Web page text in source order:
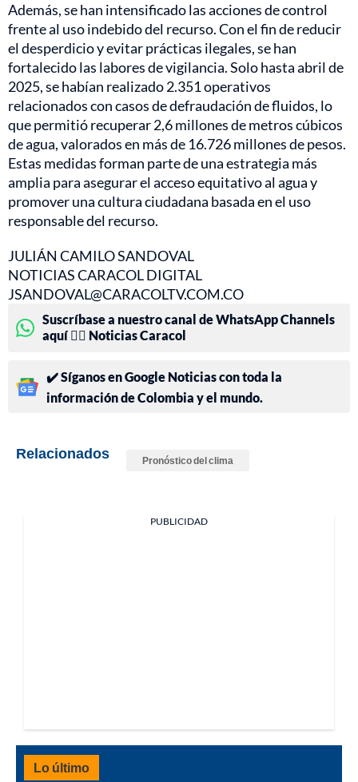
Además, se han intensificado las acciones de control
frente al uso indebido del recurso. Con el fin de reducir
el desperdicio y evitar prácticas ilegales, se han
fortalecido las labores de vigilancia. Solo hasta abril de
2025, se habían realizado 2.351 operativos
relacionados con casos de defraudación de fluidos, lo
que permitió recuperar 2,6 millones de metros cúbicos
de agua, valorados en más de 16.726 millones de pesos.
Estas medidas forman parte de una estrategia más
amplia para asegurar el acceso equitativo al agua y
promover una cultura ciudadana basada en el uso
responsable del recurso.
JULIÁN CAMILO SANDOVAL
NOTICIAS CARACOL DIGITAL
JSANDOVAL@CARACOLTV.COM.CO
Suscríbase a nuestro canal de WhatsApp Channels
aquí 👉🏻 Noticias Caracol
✔️ Síganos en Google Noticias con toda la
información de Colombia y el mundo.
Relacionados Pronóstico del clima
PUBLICIDAD
Lo último